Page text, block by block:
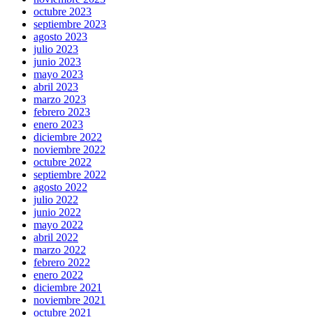
octubre 2023
septiembre 2023
agosto 2023
julio 2023
junio 2023
mayo 2023
abril 2023
marzo 2023
febrero 2023
enero 2023
diciembre 2022
noviembre 2022
octubre 2022
septiembre 2022
agosto 2022
julio 2022
junio 2022
mayo 2022
abril 2022
marzo 2022
febrero 2022
enero 2022
diciembre 2021
noviembre 2021
octubre 2021